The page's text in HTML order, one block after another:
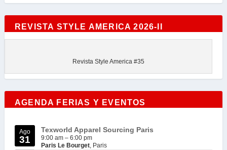
REVISTA STYLE AMERICA 2026-II
Revista Style America #35
AGENDA FERIAS Y EVENTOS
Ago
31
Texworld Apparel Sourcing Paris
9:00 am – 6:00 pm
Paris Le Bourget, Paris